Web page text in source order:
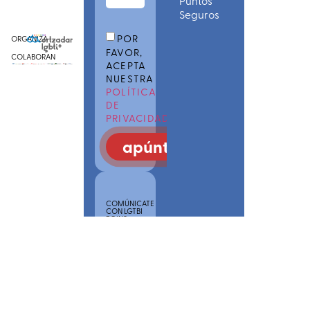
ORGANIZA
COLABORAN
POR
FAVOR,
ACEPTA
NUESTRA
POLÍTICA
DE
PRIVACIDAD
apúntate
COMÚNICATE
CON LGTBI
POINS
Seguros